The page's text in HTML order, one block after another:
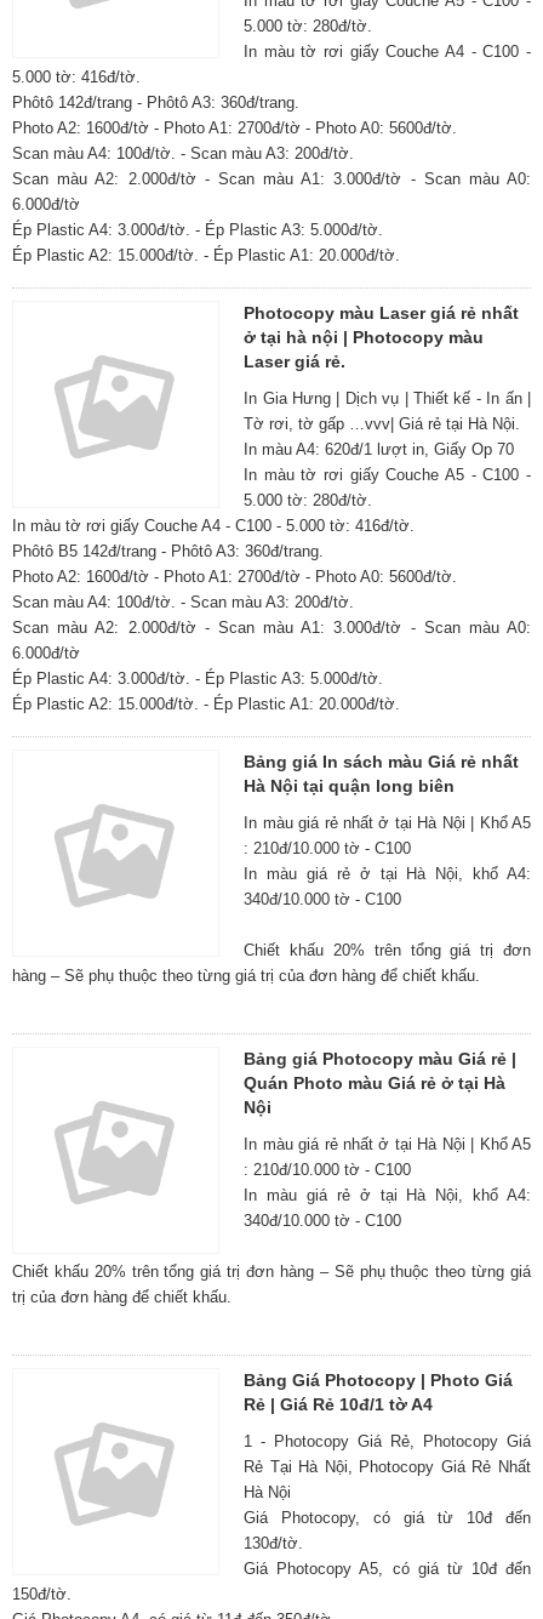
5.000 tờ: 280đ/tờ.
In màu tờ rơi giấy Couche A4 - C100 -
5.000 tờ: 416đ/tờ.
Phôtô 142đ/trang - Phôtô A3: 360đ/trang.
Photo A2: 1600đ/tờ - Photo A1: 2700đ/tờ - Photo A0: 5600đ/tờ.
Scan màu A4: 100đ/tờ. - Scan màu A3: 200đ/tờ.
Scan màu A2: 2.000đ/tờ - Scan màu A1: 3.000đ/tờ - Scan màu A0:
6.000đ/tờ
Ép Plastic A4: 3.000đ/tờ. - Ép Plastic A3: 5.000đ/tờ.
Ép Plastic A2: 15.000đ/tờ. - Ép Plastic A1: 20.000đ/tờ.
Photocopy màu Laser giá rẻ nhất
ở tại hà nội | Photocopy màu
Laser giá rẻ.
In Gia Hưng | Dịch vụ | Thiết kế - In ấn |
Tờ rơi, tờ gấp …vvv| Giá rẻ tại Hà Nội.
In màu A4: 620đ/1 lượt in, Giấy Op 70
In màu tờ rơi giấy Couche A5 - C100 -
5.000 tờ: 280đ/tờ.
In màu tờ rơi giấy Couche A4 - C100 - 5.000 tờ: 416đ/tờ.
Phôtô B5 142đ/trang - Phôtô A3: 360đ/trang.
Photo A2: 1600đ/tờ - Photo A1: 2700đ/tờ - Photo A0: 5600đ/tờ.
Scan màu A4: 100đ/tờ. - Scan màu A3: 200đ/tờ.
Scan màu A2: 2.000đ/tờ - Scan màu A1: 3.000đ/tờ - Scan màu A0:
6.000đ/tờ
Ép Plastic A4: 3.000đ/tờ. - Ép Plastic A3: 5.000đ/tờ.
Ép Plastic A2: 15.000đ/tờ. - Ép Plastic A1: 20.000đ/tờ.
Bảng giá In sách màu Giá rẻ nhất
Hà Nội tại quận long biên
In màu giá rẻ nhất ở tại Hà Nội | Khổ A5
: 210đ/10.000 tờ - C100
In màu giá rẻ ở tại Hà Nội, khổ A4:
340đ/10.000 tờ - C100
Chiết khấu 20% trên tổng giá trị đơn
hàng – Sẽ phụ thuộc theo từng giá trị của đơn hàng để chiết khấu.
Bảng giá Photocopy màu Giá rẻ |
Quán Photo màu Giá rẻ ở tại Hà
Nội
In màu giá rẻ nhất ở tại Hà Nội | Khổ A5
: 210đ/10.000 tờ - C100
In màu giá rẻ ở tại Hà Nội, khổ A4:
340đ/10.000 tờ - C100
Chiết khấu 20% trên tổng giá trị đơn hàng – Sẽ phụ thuộc theo từng giá
trị của đơn hàng để chiết khấu.
Bảng Giá Photocopy | Photo Giá
Rẻ | Giá Rẻ 10đ/1 tờ A4
1 - Photocopy Giá Rẻ, Photocopy Giá
Rẻ Tại Hà Nội, Photocopy Giá Rẻ Nhất
Hà Nội
Giá Photocopy, có giá từ 10đ đến
130đ/tờ.
Giá Photocopy A5, có giá từ 10đ đến
150đ/tờ.